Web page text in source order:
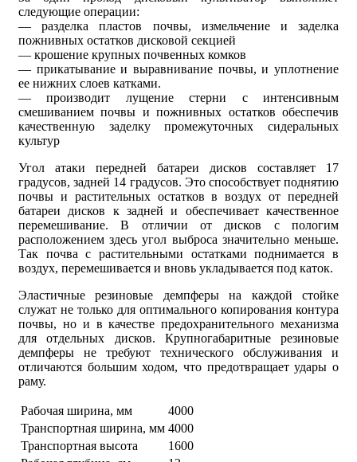
следующие операции:
— разделка пластов почвы, измельчение и заделка
пожнивных остатков дисковой секцией
— крошение крупных почвенных комков
— прикатывание и выравнивание почвы, и уплотнение
ее нижних слоев катками.
— производит лущение стерни с интенсивным
смешиванием почвы и пожнивных остатков обеспечив
качественную заделку промежуточных сидеральных
культур
Угол атаки передней батареи дисков составляет 17
градусов, задней 14 градусов. Это способствует поднятию
почвы и растительных остатков в воздух от передней
батареи дисков к задней и обеспечивает качественное
перемешивание. В отличии от дисков с пологим
расположением здесь угол выброса значительно меньше.
Так почва с растительными остатками поднимается в
воздух, перемешивается и вновь укладывается под каток.
Эластичные резиновые демпферы на каждой стойке
служат не только для оптимального копирования контура
почвы, но и в качестве предохранительного механизма
для отдельных дисков. Крупногабаритные резиновые
демпферы не требуют технического обслуживания и
отличаются большим ходом, что предотвращает удары о
раму.
Рабочая ширина, мм
4000
Транспортная ширина, мм 4000
Транспортная высота
1600